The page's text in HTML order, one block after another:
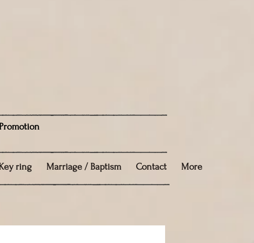
ring Marriage / Baptism Contact More